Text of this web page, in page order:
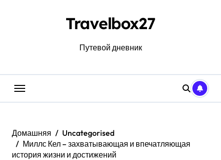
Travelbox27
Путевой дневник
Домашняя
Uncategorised
Миллс Кел – захватывающая и впечатляющая
история жизни и достижений